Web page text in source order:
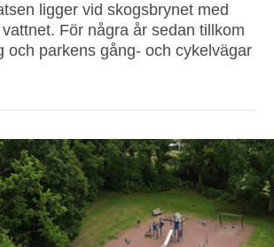
ligger vid skogsbrynet med
För några år sedan tillkom
och parkens gång- och cykelvägar